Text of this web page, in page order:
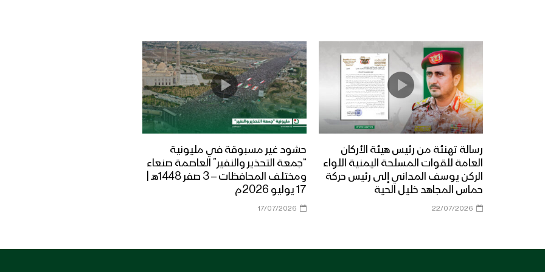
رسالة تهنئة من رئيس هيئة الأركان
العامة للقوات المسلحة اليمنية اللواء
الركن يوسف المداني إلى رئيس حركة
حماس المجاهد خليل الحية
22/07/2026
حشود غير مسبوقة في مليونية
“جمعة التحذير والنفير” العاصمة صنعاء
ومختلف المحافظات – 3 صفر 1448هـ |
17 يوليو 2026م
17/07/2026